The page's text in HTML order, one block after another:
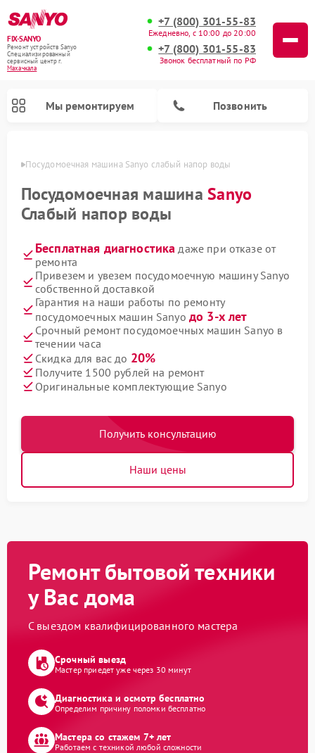
FIX-SANYO
Ремонт устройств Sanyo
Специализированный
cервисный центр г.
Махачкала
+7 (800) 301-55-83
Ежедневно, с 10:00 до 20:00
+7 (800) 301-55-83
Звонок бесплатный по РФ
Мы ремонтируем Позвонить
Посудомоечная машина Sanyo слабый напор воды
Посудомоечная машинаSanyo
Слабый напор воды
Бесплатная диагностика даже при отказе от
ремонта
Привезем и увезем посудомоечную машину Sanyo
собственной доставкой
Гарантия на наши работы по ремонту
посудомоечных машин Sanyo до 3-х лет
Срочный ремонт посудомоечных машин Sanyo в
течении часа
Скидка для вас до 20%
Получите 1500 рублей на ремонт
Оригинальные комплектующие Sanyo
Получить консультацию
Наши цены
Ремонт бытовой техники
у Вас дома
С выездом квалифицированного мастера
Срочный выезд
Мастер приедет уже через 30 минут
Диагностика и осмотр бесплатно
Определим причину поломки бесплатно
Мастера со стажем 7+ лет
Работаем с техникой любой сложности